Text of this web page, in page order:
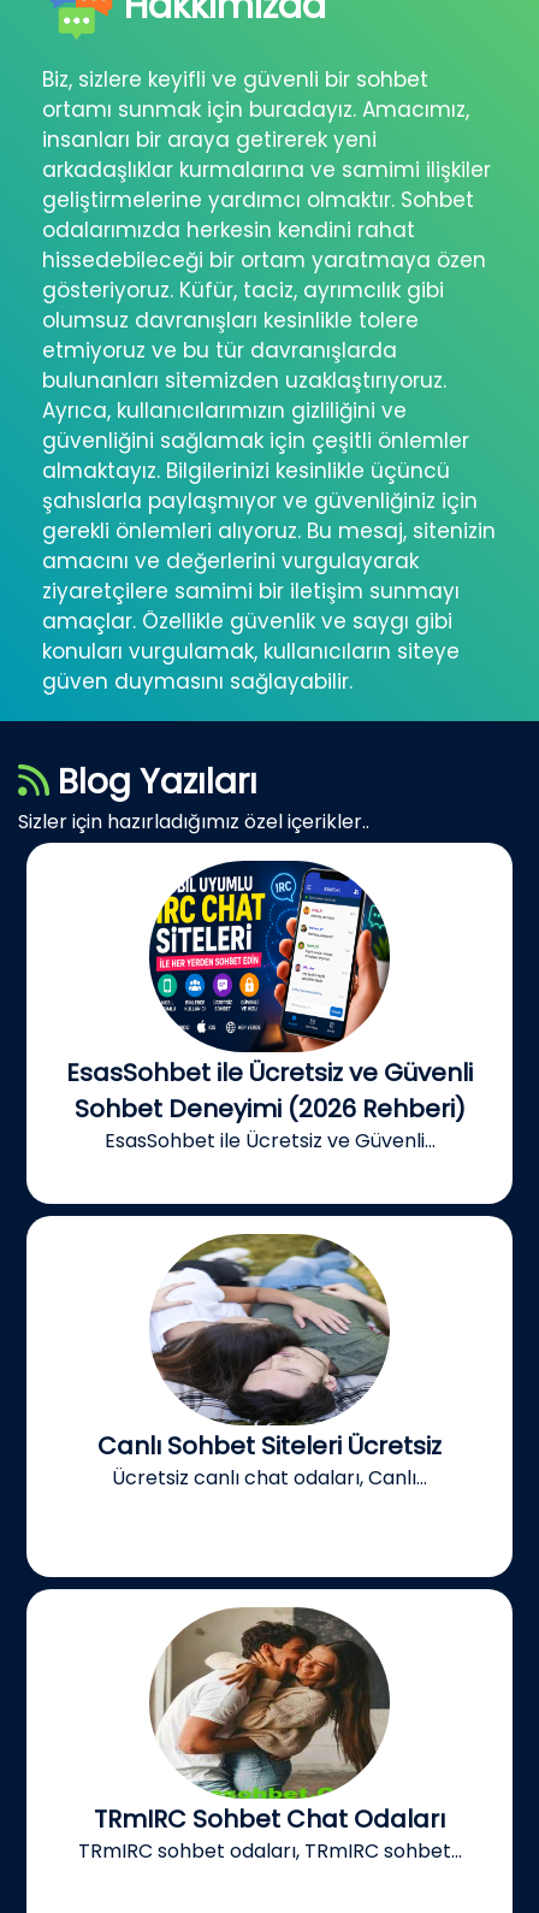
Biz, sizlere keyifli ve güvenli bir sohbet
ortamı sunmak için buradayız. Amacımız,
insanları bir araya getirerek yeni
arkadaşlıklar kurmalarına ve samimi ilişkiler
geliştirmelerine yardımcı olmaktır. Sohbet
odalarımızda herkesin kendini rahat
hissedebileceği bir ortam yaratmaya özen
gösteriyoruz. Küfür, taciz, ayrımcılık gibi
olumsuz davranışları kesinlikle tolere
etmiyoruz ve bu tür davranışlarda
bulunanları sitemizden uzaklaştırıyoruz.
Ayrıca, kullanıcılarımızın gizliliğini ve
güvenliğini sağlamak için çeşitli önlemler
almaktayız. Bilgilerinizi kesinlikle üçüncü
şahıslarla paylaşmıyor ve güvenliğiniz için
gerekli önlemleri alıyoruz. Bu mesaj, sitenizin
amacını ve değerlerini vurgulayarak
ziyaretçilere samimi bir iletişim sunmayı
amaçlar. Özellikle güvenlik ve saygı gibi
konuları vurgulamak, kullanıcıların siteye
güven duymasını sağlayabilir.
Blog Yazıları
Sizler için hazırladığımız özel içerikler..
EsasSohbet ile Ücretsiz ve Güvenli
Sohbet Deneyimi (2026 Rehberi)
EsasSohbet ile Ücretsiz ve Güvenli...
Canlı Sohbet Siteleri Ücretsiz
Ücretsiz canlı chat odaları, Canlı...
TRmIRC Sohbet Chat Odaları
TRmIRC sohbet odaları, TRmIRC sohbet...